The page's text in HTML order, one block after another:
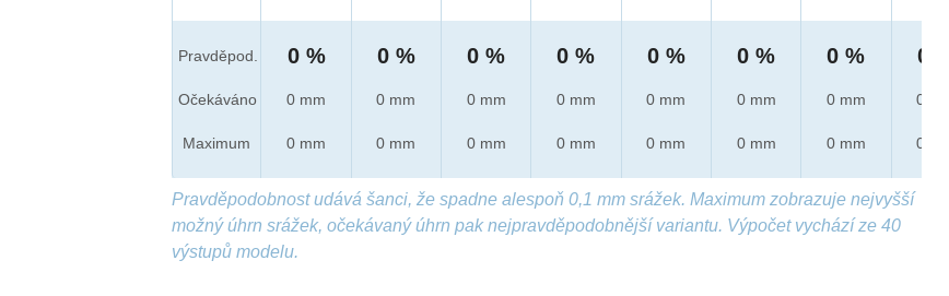
Pravděpod.
Očekáváno
Maximum
0 %
0 mm
0 mm
0 %
0 mm
0 mm
0 %
0 mm
0 mm
0 %
0 mm
0 mm
0 %
0 mm
0 mm
0 %
0 mm
0 mm
0 %
0 mm
0 mm
0 %
0 mm
0 mm
Pravděpodobnost udává šanci, že spadne alespoň 0,1 mm srážek. Maximum zobrazuje nejvyšší
možný úhrn srážek, očekávaný úhrn pak nejpravděpodobnější variantu. Výpočet vychází ze 40
výstupů modelu.